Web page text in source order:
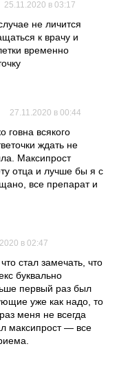
25.11.2020 в 03:17
не личится
к врачу и
временно
27.11.2020 в 00:44
говна всякого
ждать не
Максипрост
отца и лучше бы я с
все препарат и
в 02:47
стал замечать, что
буквально
первый раз был
уже как надо, то
меня не всегда
максипрост — все